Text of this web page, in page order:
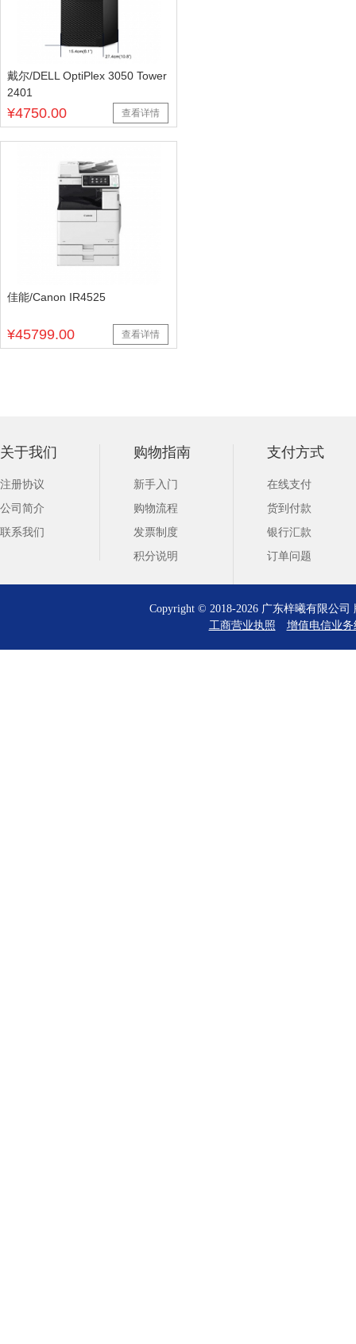
戴尔/DELL OptiPlex 3050 Tower
2401
¥4750.00 查看详情
佳能/Canon IR4525
¥45799.00 查看详情
关于我们
注册协议
公司简介
联系我们
购物指南
新手入门
购物流程
发票制度
积分说明
支付方式
在线支付
货到付款
银行汇款
订单问题
Copyright © 2018-2026 广东梓曦有限公
工商营业执照
增值电信业务